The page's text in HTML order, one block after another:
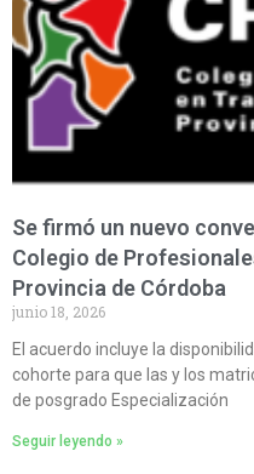
Se firmó un nuevo
Colegio de
Provincia de Córdoba
junio 18, 2026
El acuerdo incluye la
cohorte para que las y los
de posgrado Especialización
Seguir leyendo »